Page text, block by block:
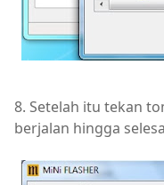
8. Setelah itu tekan
berjalan hingga